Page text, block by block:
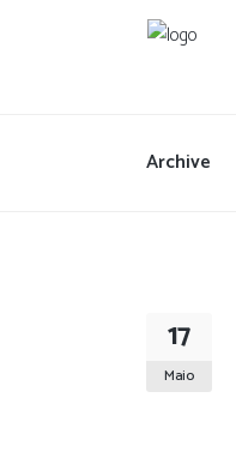
Archive
17
Maio